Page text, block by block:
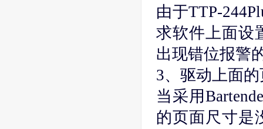
由于TTP-
求软件上面设
出现错位报警
3、驱动上面
当采用
的页面尺寸是